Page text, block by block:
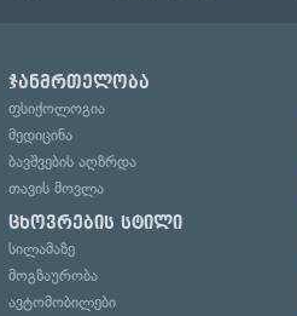
ჯანმრთელობა
ფსიქოლოგია
მედიცინა
ბავშვების აღზრდა
თავის მოვლა
ცხოვრების სტილი
სილამაზე
მოგზაურობა
ავტომობილები